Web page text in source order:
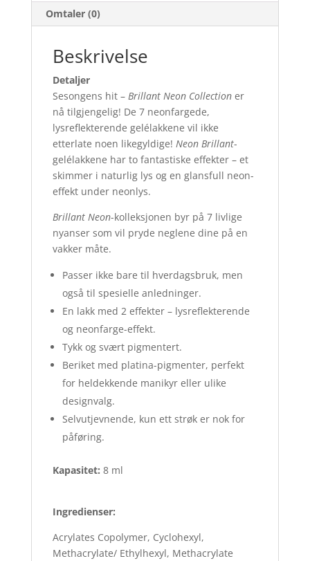
Omtaler (0)
Beskrivelse
Detaljer
Sesongens hit – Brillant Neon Collectioner
nå tilgjengelig! De 7 neonfargede,
lysreflekterende gelélakkene vil ikke
etterlate noen likegyldige! Neon Brillant-
gelélakkene har to fantastiske effekter – et
skimmer i naturlig lys og en glansfull neon-
effekt under neonlys.
Brillant Neon-kolleksjonen byr på 7 livlige
nyanser som vil pryde neglene dine på en
vakker måte.
Passer ikke bare til hverdagsbruk, men
også til spesielle anledninger.
En lakk med 2 effekter – lysreflekterende
og neonfarge-effekt.
Tykk og svært pigmentert.
Beriket med platina-pigmenter, perfekt
for heldekkende manikyr eller ulike
designvalg.
Selvutjevnende, kun ett strøk er nok for
påføring.
Kapasitet: 8 ml
Ingredienser:
Acrylates Copolymer, Cyclohexyl,
Methacrylate/ Ethylhexyl, Methacrylate